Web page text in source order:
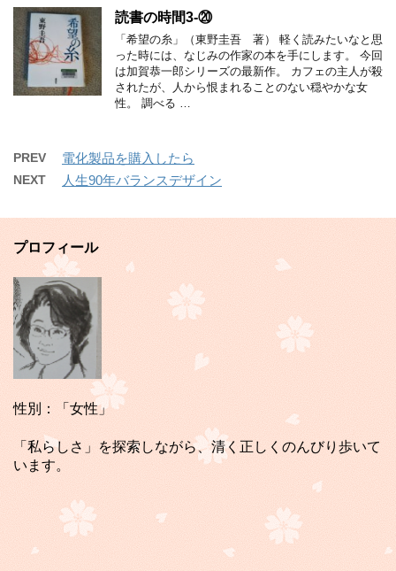
読書の時間3-⑳
「希望の糸」（東野圭吾 著） 軽く読みたいなと思
った時には、なじみの作家の本を手にします。 今回
は加賀恭一郎シリーズの最新作。 カフェの主人が殺
されたが、人から恨まれることのない穏やかな女
性。 調べる …
PREV 電化製品を購入したら
NEXT 人生90年バランスデザイン
プロフィール
性別：「女性」
「私らしさ」を探索しながら、清く正しくのんびり歩いて
います。